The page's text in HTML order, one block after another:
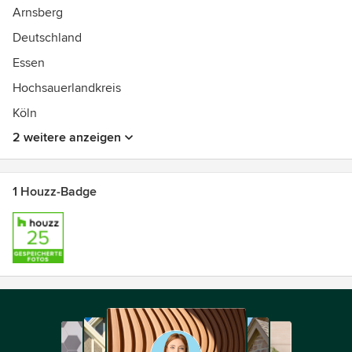
Arnsberg
Deutschland
Essen
Hochsauerlandkreis
Köln
2 weitere anzeigen
1 Houzz-Badge